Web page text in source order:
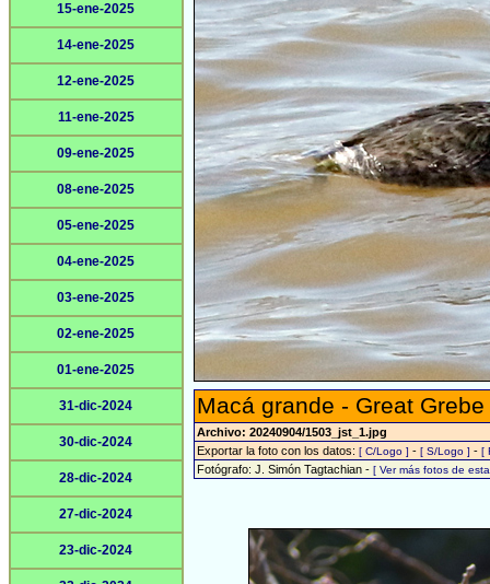
15-ene-2025
14-ene-2025
12-ene-2025
11-ene-2025
09-ene-2025
08-ene-2025
05-ene-2025
04-ene-2025
03-ene-2025
02-ene-2025
01-ene-2025
31-dic-2024
30-dic-2024
28-dic-2024
27-dic-2024
23-dic-2024
Macá grande - Great
Archivo: 20240904/1503_jst_1.jpg
Exportar la foto con los datos: [ C/Logo ] - [ S/Logo ] - [
Fotógrafo: J. Simón Tagtachian - [ Ver más fotos de